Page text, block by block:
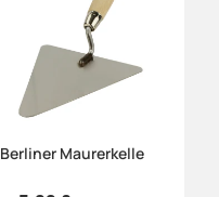
Berliner Maurerkelle